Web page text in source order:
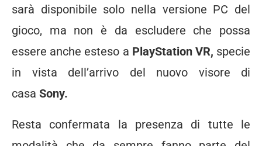
sarà disponibile solo nella versione PC del
gioco, ma non è da escludere che possa
essere anche esteso a PlayStation VR, specie
in vista dell’arrivo del nuovo visore di
casa Sony.
Resta confermata la presenza di tutte le